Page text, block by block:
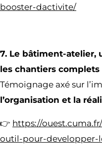
booster-dactivite/
7. Le bâtiment-atelier,
les chantiers complets
Témoignage axé sur
l’organisation et la
👉 https://
outil-pour-developper-